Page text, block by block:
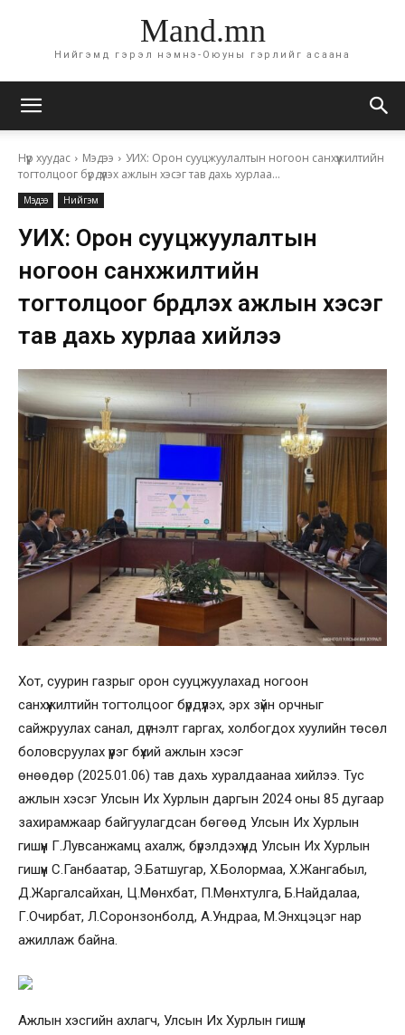
Mand.mn
Нийгэмд гэрэл нэмнэ-Оюуны гэрлийг асаана
Нүүр хуудас Мэдээ
УИХ: Орон сууцжуулалтын ногоон санхүүжилтийн
тогтолцоог бүрдүүлэх ажлын хэсэг тав дахь хурлаа...
Мэдээ Нийгэм
УИХ: Орон сууцжуулалтын
ногоон санхүүжилтийн
тогтолцоог бүрдүүлэх ажлын хэсэг
тав дахь хурлаа хийлээ
Хот, суурин газрыг орон сууцжуулахад ногоон
санхүүжилтийн тогтолцоог бүрдүүлэх, эрх зүйн орчныг
сайжруулах санал, дүгнэлт гаргах, холбогдох хуулийн төсөл
боловсруулах үүрэг бүхий ажлын хэсэг
өнөөдөр (2025.01.06) тав дахь хуралдаанаа хийлээ. Тус
ажлын хэсэг Улсын Их Хурлын даргын 2024 оны 85 дугаар
захирамжаар байгуулагдсан бөгөөд Улсын Их Хурлын
гишүүн Г.Лувсанжамц ахалж, бүрэлдэхүүнд Улсын Их Хурлын
гишүүн С.Ганбаатар, Э.Батшугар, Х.Болормаа, Х.Жангабыл,
Д.Жаргалсайхан, Ц.Мөнхбат, П.Мөнхтулга, Б.Найдалаа,
Г.Очирбат, Л.Соронзонболд, А.Ундраа, М.Энхцэцэг нар
ажиллаж байна.
Ажлын хэсгийн ахлагч, Улсын Их Хурлын гишүүн